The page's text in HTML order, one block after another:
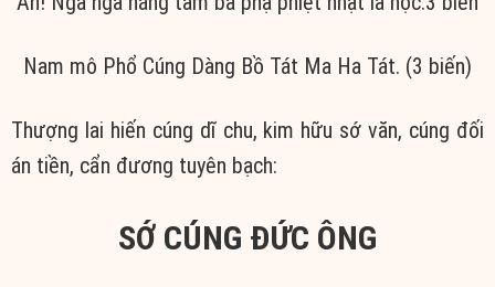
Nam mô Phổ Cúng Dàng Bồ Tát Ma Ha Tát. (3 biến)
Thượng lai hiến cúng dĩ chu, kim hữu sớ văn, cúng đối
án tiền, cẩn đương tuyên bạch:
SỚ CÚNG ĐỨC ÔNG